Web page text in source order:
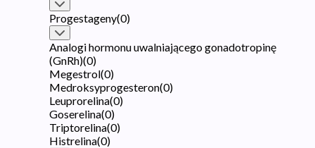
Progestageny(0)
Analogi hormonu uwalniającego gonadotropinę
(GnRh)(0)
Megestrol(0)
Medroksyprogesteron(0)
Leuprorelina(0)
Goserelina(0)
Triptorelina(0)
Histrelina(0)